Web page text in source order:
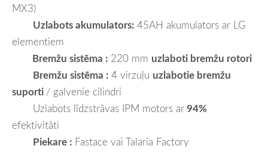
MX3)
Uzlabots akumulators: 45AH akumulators ar LG
elementiem
Bremžu sistēma : 220 mm uzlaboti bremžu rotori
Bremžu sistēma : 4 virzuļu uzlabotie bremžu
suporti / galvenie cilindri
Uzlabots līdzstrāvas IPM motors ar94%
efektivitāti
Piekare : Fastace vai Talaria Factory